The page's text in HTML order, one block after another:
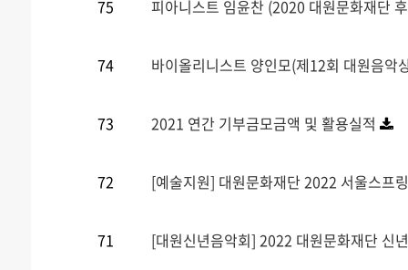
75 피아니스트 임윤찬 (2020 대원문화재단
74 바이올리니스트 양인모(제12회 대원음악
73 2021 연간 기부금모금액 및 활용실적
72 [예술지원] 대원문화재단 2022 서울스프
71 [대원신년음악회] 2022 대원문화재단 신